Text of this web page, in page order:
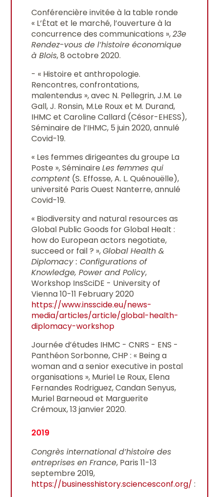
Conférencière invitée à la table ronde
« L’État et le marché, l’ouverture à la
concurrence des communications »,23e
Rendez-vous de l’histoire économique
à Blois, 8 octobre 2020.
- « Histoire et anthropologie.
Rencontres, confrontations,
malentendus », avec N. Pellegrin, J.M. Le
Gall, J. Ronsin, M.Le Roux et M. Durand,
IHMC et Caroline Callard (Césor-EHESS),
Séminaire de l’IHMC, 5 juin 2020, annulé
Covid-19.
« Les femmes dirigeantes du groupe La
Poste », SéminaireLes femmes qui
comptent (S. Effosse, A. L. Quénouëlle),
université Paris Ouest Nanterre, annulé
Covid-19.
« Biodiversity and natural resources as
Global Public Goods for Global Healt :
how do European actors negotiate,
succeed or fail ? »,Global Health &
Diplomacy : Configurations of
Knowledge, Power and Policy,
Workshop InsSciDE - University of
Vienna 10-11 February 2020
https://www.insscide.eu/news-
media/articles/article/global-health-
diplomacy-workshop
Journée d’études IHMC - CNRS - ENS -
Panthéon Sorbonne, CHP : « Being a
woman and a senior executive in postal
organisations », Muriel Le Roux, Elena
Fernandes Rodriguez, Candan Senyus,
Muriel Barneoud et Marguerite
Crémoux, 13 janvier 2020.
2019
Congrès international d’histoire des
entreprises en France, Paris 11-13
septembre 2019,
https://businesshistory.sciencesconf.org/ :